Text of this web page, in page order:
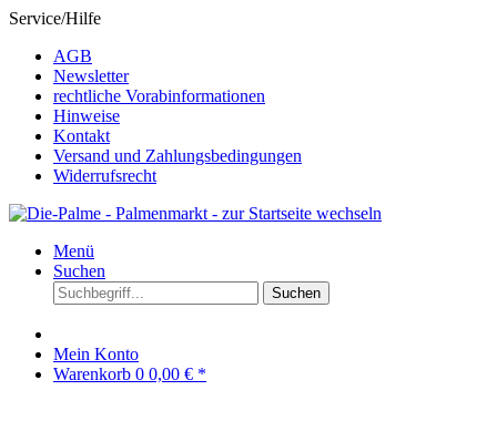
Service/Hilfe
AGB
Newsletter
rechtliche Vorabinformationen
Hinweise
Kontakt
Versand und Zahlungsbedingungen
Widerrufsrecht
Menü
Suchen
Suchen
Mein Konto
Warenkorb 0 0,00 € *